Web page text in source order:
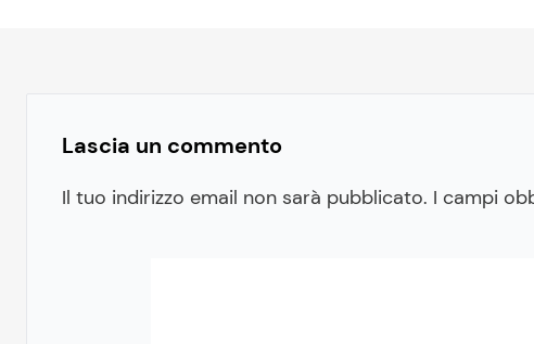
Lascia un commento
Il tuo indirizzo email non sarà pubblicato. I campi